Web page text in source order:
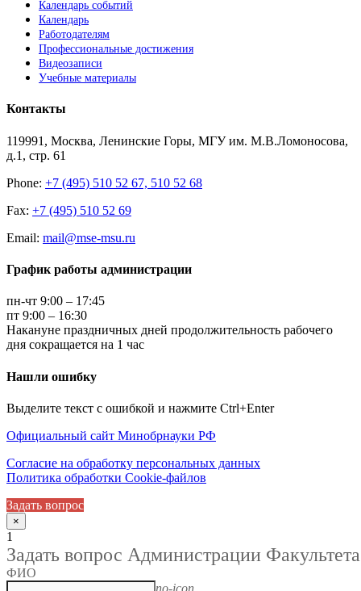
Календарь событий
Календарь
Работодателям
Профессиональные достижения
Видеозаписи
Учебные материалы
Контакты
119991, Москва, Ленинские Горы, МГУ им. М.В.Ломоносова,
д.1, стр. 61
Phone: +7 (495) 510 52 67, 510 52 68
Fax: +7 (495) 510 52 69
Email: mail@mse-msu.ru
График работы администрации
пн-чт 9:00 – 17:45
пт 9:00 – 16:30
Накануне праздничных дней продолжительность рабочего
дня сокращается на 1 час
Нашли ошибку
Выделите текст с ошибкой и нажмите Ctrl+Enter
Официальный сайт Минобрнауки РФ
Согласие на обработку персональных данных
Политика обработки Cookie-файлов
Задать вопрос
×
1
Задать вопрос Администрации Факультета
ФИО
no-icon